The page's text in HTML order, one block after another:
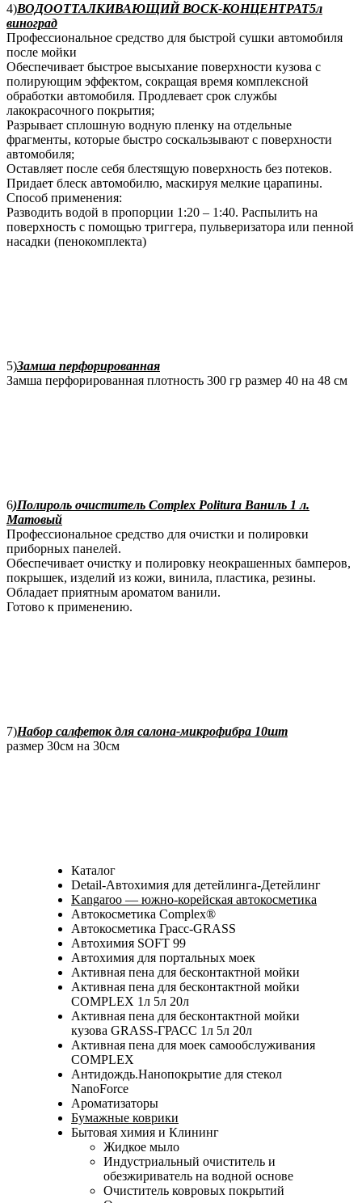
4)ВОДООТТАЛКИВАЮЩИЙ ВОСК-КОНЦЕНТРАТ5л
виноград
Профессиональное средство для быстрой сушки автомобиля
после мойки
Обеспечивает быстрое высыхание поверхности кузова с
полирующим эффектом, сокращая время комплексной
обработки автомобиля. Продлевает срок службы
лакокрасочного покрытия;
Разрывает сплошную водную пленку на отдельные
фрагменты, которые быстро соскальзывают с поверхности
автомобиля;
Оставляет после себя блестящую поверхность без потеков.
Придает блеск автомобилю, маскируя мелкие царапины.
Способ применения:
Разводить водой в пропорции 1:20 – 1:40. Распылить на
поверхность с помощью триггера, пульверизатора или пенной
насадки (пенокомплекта)
5)Замша перфорированная
Замша перфорированная плотность 300 гр размер 40 на 48 см
6)Полироль очиститель Complex Politura Ваниль 1 л.
Матовый
Профессиональное средство для очистки и полировки
приборных панелей.
Обеспечивает очистку и полировку неокрашенных бамперов,
покрышек, изделий из кожи, винила, пластика, резины.
Обладает приятным ароматом ванили.
Готово к применению.
7)Набор салфеток для салона-микрофибра 10шт
размер 30см на 30см
Каталог
Detail-Автохимия для детейлинга-Детейлинг
Kangaroo — южно-корейская автокосметика
Автокосметика Complex®
Автокосметика Грасс-GRASS
Автохимия SOFT 99
Автохимия для портальных моек
Активная пена для бесконтактной мойки
Активная пена для бесконтактной мойки
COMPLEX 1л 5л 20л
Активная пена для бесконтактной мойки
кузова GRASS-ГРАСС 1л 5л 20л
Активная пена для моек самообслуживания
COMPLEX
Антидождь.Нанопокрытие для стекол
NanoForce
Ароматизаторы
Бумажные коврики
Бытовая химия и Клининг
Жидкое мыло
Индустриальный очиститель и
обезжириватель на водной основе
Очиститель ковровых покрытий